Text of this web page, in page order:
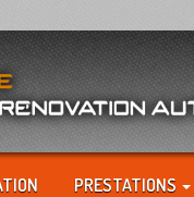
PRESTATIONS